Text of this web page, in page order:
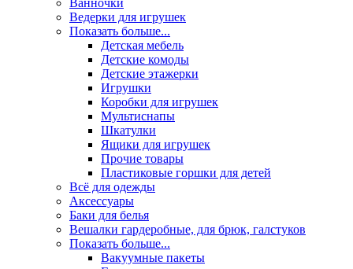
Ванночки
Ведерки для игрушек
Показать больше...
Детская мебель
Детские комоды
Детские этажерки
Игрушки
Коробки для игрушек
Мультиснапы
Шкатулки
Ящики для игрушек
Прочие товары
Пластиковые горшки для детей
Всё для одежды
Аксессуары
Баки для белья
Вешалки гардеробные, для брюк, галстуков
Показать больше...
Вакуумные пакеты